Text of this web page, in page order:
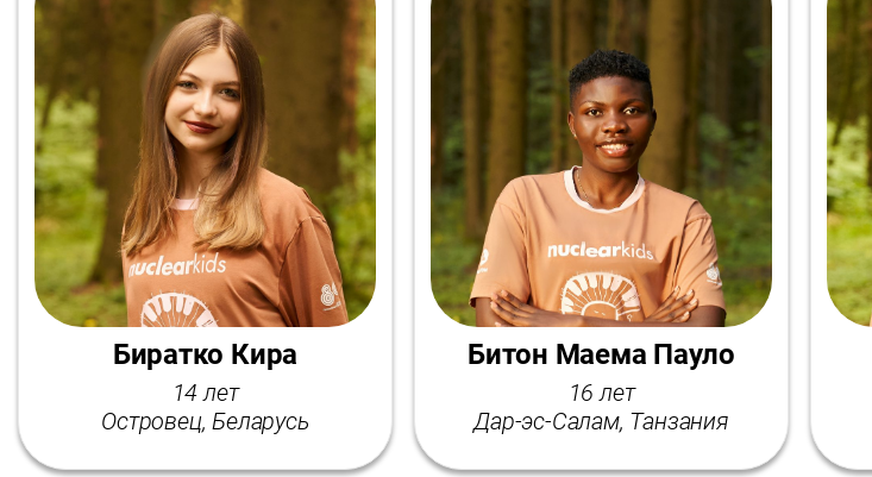
Биратко Кира
14 лет
Островец, Беларусь
Битон Маема Пауло
16 лет
Дар-эс-Салам, Танзания